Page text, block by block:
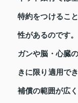
特約をつけるこ
性があるのです。
ガンや脳・心臓
きに限り適用で
補償の範囲が広く